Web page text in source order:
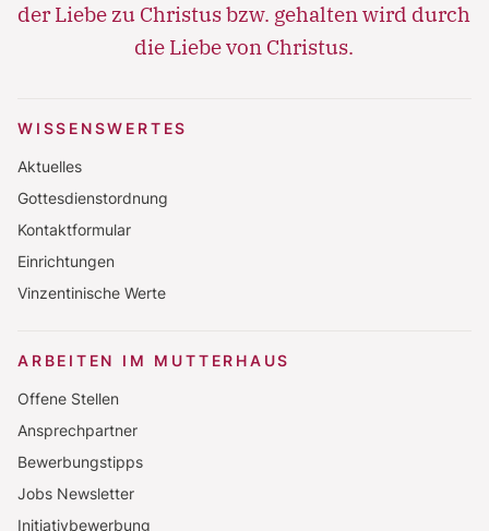
der Liebe zu Christus bzw. gehalten wird durch
die Liebe von Christus.
WISSENSWERTES
Aktuelles
Gottesdienstordnung
Kontaktformular
Einrichtungen
Vinzentinische Werte
ARBEITEN IM MUTTERHAUS
Offene Stellen
Ansprechpartner
Bewerbungstipps
Jobs Newsletter
Initiativbewerbung